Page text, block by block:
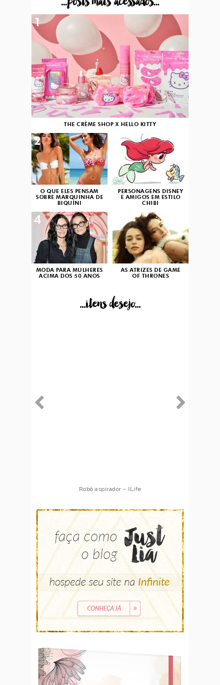
THE CRÈME SHOP X HELLO KITTY
1
O QUE ELES PENSAM
SOBRE MARQUINHA DE
BIQUÍNI
2
PERSONAGENS DISNEY
E AMIGOS EM ESTILO
CHIBI
3
MODA PARA MULHERES
ACIMA DOS 50 ANOS
4
AS ATRIZES DE GAME
OF THRONES
...itens desejo...
Robô aspirador – ILife